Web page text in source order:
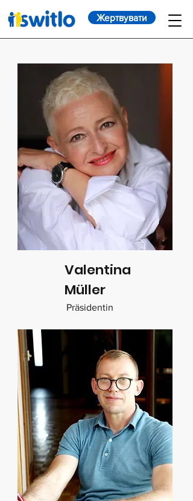
Жертвувати
Valentina
Müller
Präsidentin